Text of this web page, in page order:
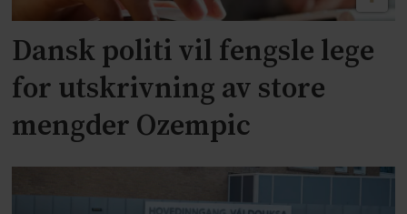
Dansk politi vil fengsle lege
for utskrivning av store
mengder Ozempic